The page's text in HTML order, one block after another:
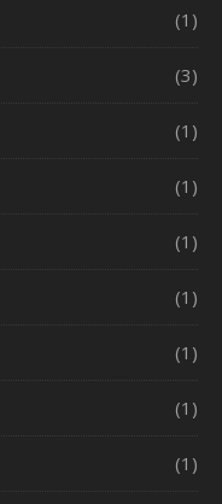
(1)
(3)
(1)
(1)
(1)
(1)
(1)
(1)
(1)